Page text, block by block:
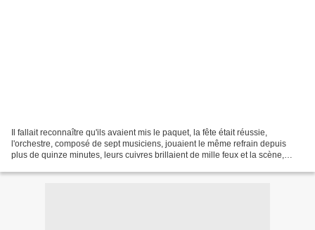
Il fallait reconnaître qu'ils avaient mis le paquet, la fête était réussie,
l'orchestre, composé de sept musiciens, jouaient le même refrain depuis
plus de quinze minutes, leurs cuivres brillaient de mille feux et la scène,